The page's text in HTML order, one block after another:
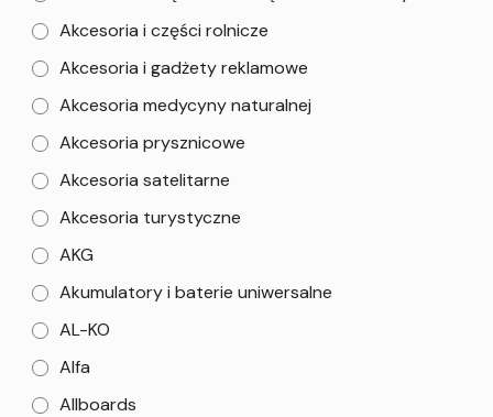
Akcesoria i części rolnicze
Akcesoria i gadżety reklamowe
Akcesoria medycyny naturalnej
Akcesoria prysznicowe
Akcesoria satelitarne
Akcesoria turystyczne
AKG
Akumulatory i baterie uniwersalne
AL-KO
Alfa
Allboards